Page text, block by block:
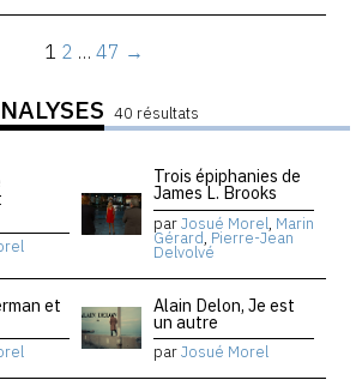
1 2 … 47 →
40 résultats
Trois épiphanies de
James L. Brooks
parJosué Morel, Marin
Gérard, Pierre-Jean
Delvolvé
et Alain Delon, Je est
un autre
parJosué Morel